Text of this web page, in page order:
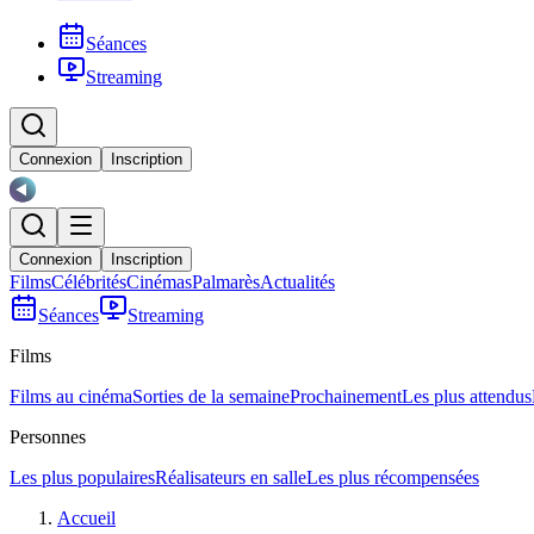
Séances
Streaming
Connexion Inscription
Connexion Inscription
FilmsCélébritésCinémasPalmarèsActualités
Séances
Streaming
Films
Films au cinémaSorties de la semaineProchainementLes plus attendus
Personnes
Les plus populairesRéalisateurs en salleLes plus récompensées
Accueil